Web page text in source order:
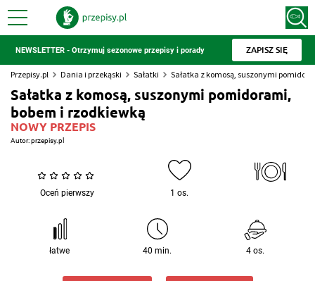
NEWSLETTER - Otrzymuj sezonowe przepisy i porady ZAPISZ SIĘ
Przepisy.pl Dania i przekąski Sałatki Sałatka z komosą, suszonymi
Sałatka z komosą, suszonymi pomidorami,
bobem i rzodkiewką
NOWY PRZEPIS
Autor:przepisy.pl
Oceń pierwszy 1 os.
łatwe 40 min. 4 os.